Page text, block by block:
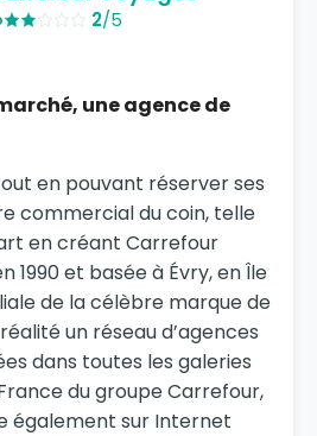
2/5
une agence de
en pouvant réserver ses
commercial du coin, telle
en créant Carrefour
1990 et basée à Évry, en Île
de la célèbre marque de
un réseau d’agences
dans toutes les galeries
du groupe Carrefour,
également sur Internet